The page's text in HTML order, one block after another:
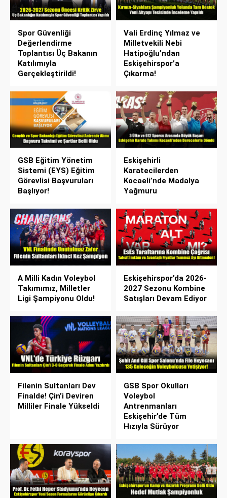
Spor Güvenliği
Değerlendirme
Toplantısı Üç Bakanın
Katılımıyla
Gerçekleştirildi!
Vali Erdinç Yılmaz ve
Milletvekili Nebi
Hatipoğlu’ndan
Eskişehirspor’a
Çıkarma!
GSB Eğitim Yönetim
Sistemi (EYS) Eğitim
Görevlisi Başvuruları
Başlıyor!
Eskişehirli
Karatecilerden
Kocaeli’nde Madalya
Yağmuru
A Milli Kadın Voleybol
Takımımız, Milletler
Ligi Şampiyonu Oldu!
Eskişehirspor’da 2026-
2027 Sezonu Kombine
Satışları Devam Ediyor
Filenin Sultanları Dev
Finalde! Çin’i Deviren
Milliler Finale Yükseldi
GSB Spor Okulları
Voleybol
Antrenmanları
Eskişehir’de Tüm
Hızıyla Sürüyor